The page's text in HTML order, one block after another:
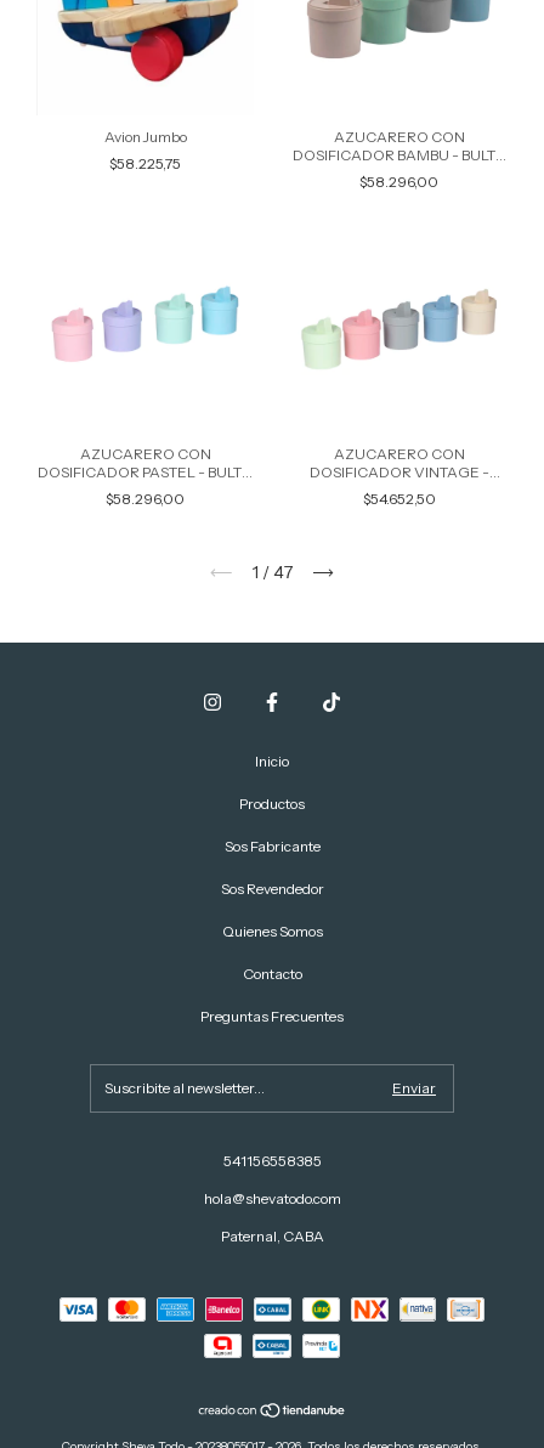
Avion Jumbo
$58.225,75
AZUCARERO CON
DOSIFICADOR BAMBU - BULTO
POR 16 UNIDADES COLORES
SURTIDOS 6347
$58.296,00
AZUCARERO CON
DOSIFICADOR PASTEL - BULTO
POR 16 UNIDADES COLORES
SURTIDOS 6346
$58.296,00
AZUCARERO CON
DOSIFICADOR VINTAGE -
BULTO POR 15 UNIDADES
COLORES SURTIDOS 6369
$54.652,50
1 /47
Inicio
Productos
Sos Fabricante
Sos Revendedor
Quienes Somos
Contacto
Preguntas Frecuentes
541156558385
hola@shevatodo.com
Paternal, CABA